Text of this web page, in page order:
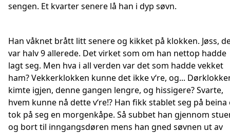
sengen. Et kvarter senere lå han i dyp søvn.
Han våknet brått litt senere og kikket på klokken. Jøss,
var halv 9 allerede. Det virket som om han nettop hadde
lagt seg. Men hva i all verden var det som hadde vekket
ham? Vekkerklokken kunne det ikke v‘re, og...
kimte igjen, denne gangen lengre, og hissigere? Svarte,
hvem kunne nå dette v‘re!? Han fikk stablet seg på beina
tok på seg en morgenkåpe. Så subbet han gjennom
og bort til inngangsdøren mens han gned søvnen ut av